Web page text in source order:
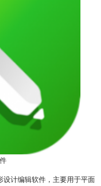
设计编辑软件，主要用于平面